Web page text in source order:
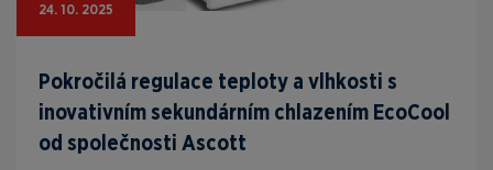
24. 10. 2025
Pokročilá regulace teploty a vlhkosti s
inovativním sekundárním chlazením EcoCool
od společnosti Ascott